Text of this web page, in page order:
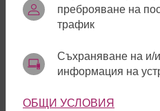
преброяване на
трафик
Съхраняване на и/
информация на
ОБЩИ УСЛОВИЯ